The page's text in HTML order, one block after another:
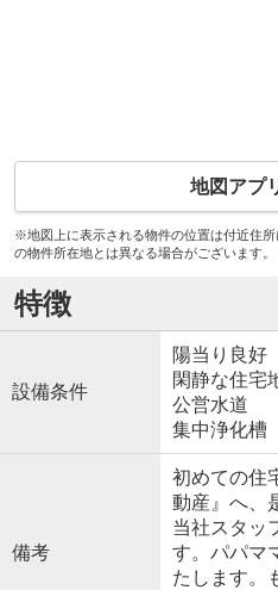
地図アプ
※地図上に表示される物件の位置は付近住
の物件所在地とは異なる場合がございます。
特徴
設備条件
陽当り良好
閑静な住宅
公営水道
集中浄化槽
備考
初めての住
動産』へ、
当社スタッ
す。パパマ
たします。